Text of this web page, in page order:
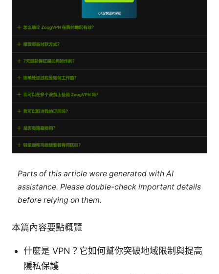
Parts of this article were generated with AI
assistance. Please double-check important details
before relying on them.
本篇內容要點概覽
什麼是 VPN？它如何幫你突破地域限制與提高
隱私保護